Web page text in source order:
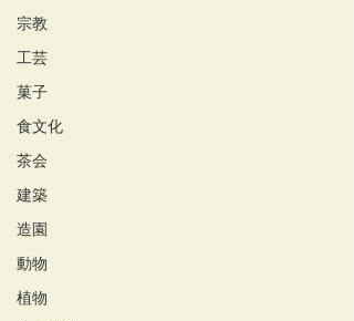
宗教
工芸
菓子
食文化
茶会
建築
造園
動物
植物